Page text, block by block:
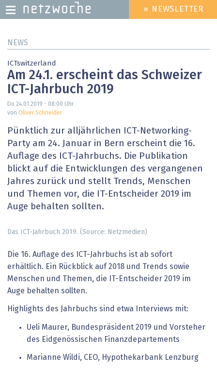
zum
HEADER
MENU
» NEWSLETTER
NEWS
ICTswitzerland
Am 24.1. erscheint das Schweizer
ICT-Jahrbuch 2019
Do 24.01.2019 - 08:00 Uhr
von Oliver Schneider
Pünktlich zur alljährlichen ICT-Networking-
Party am 24. Januar in Bern erscheint die 16.
Auflage des ICT-Jahrbuchs. Die Publikation
blickt auf die Entwicklungen des vergangenen
Jahres zurück und stellt Trends, Menschen
und Themen vor, die IT-Entscheider 2019 im
Auge behalten sollten.
Das ICT-Jahrbuch 2019. (Source: Netzmedien)
Die 16. Auflage des ICT-Jahrbuchs ist ab sofort
erhältlich. Ein Rückblick auf 2018 und Trends sowie
Menschen und Themen, die IT-Entscheider 2019 im
Auge behalten sollten.
Highlights des Jahrbuchs sind etwa Interviews mit:
Ueli Maurer, Bundespräsident 2019 und Vorsteher
des Eidgenössischen Finanzdepartements
Marianne Wildi, CEO, Hypothekarbank Lenzburg